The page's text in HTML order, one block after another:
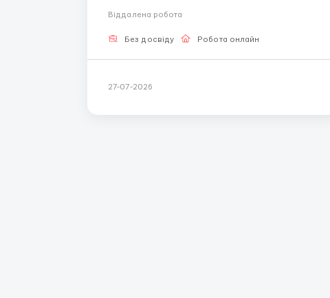
Віддалена робота
Без досвіду Робота онлайн
27-07-2026